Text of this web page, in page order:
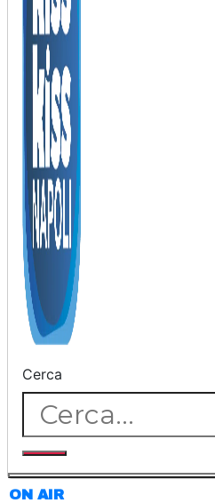
Cerca
ON AIR